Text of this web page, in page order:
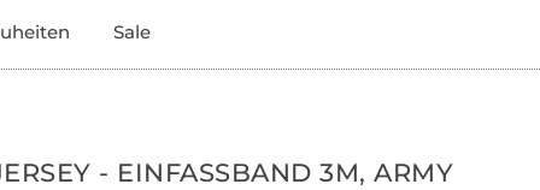
Sale
- EINFASSBAND 3M, ARMY